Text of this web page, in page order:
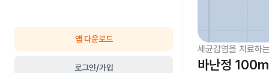
앱 다운로드
로그인/가입
세균감염을 치료하
바난정